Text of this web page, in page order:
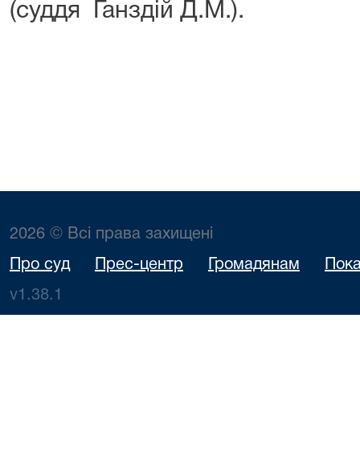
(суддя Ганздій Д.М.).
2026 © Всі права захищені
Про суд Прес-центр Громадянам
v1.38.1